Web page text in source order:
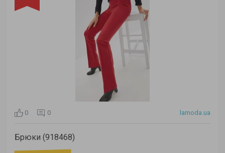
0 0 lamoda.ua
Брюки (918468)